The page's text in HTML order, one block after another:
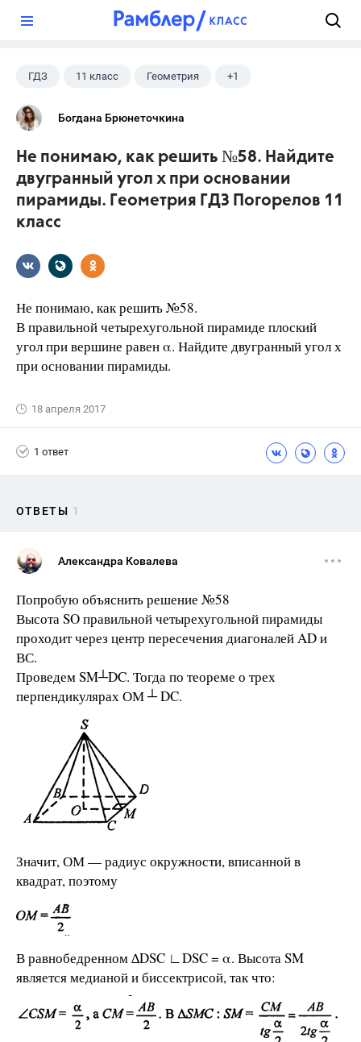
ГДЗ 11 класс Геометрия +1
Погорелов А.В.
Богдана Брюнеточкина
Не понимаю, как решить №58. Найдите
двугранный угол х при основании
пирамиды. Геометрия ГДЗ Погорелов 11
класс
Не понимаю, как решить №58.
В правильной четырехугольной пирамиде плоский
угол при вершине равен α. Найдите двугранный угол х
при основании пирамиды.
18 апреля 2017
1 ответ
ОТВЕТЫ 1
Александра Ковалева
Попробую объяснить решение №58
Высота SO правильной четырехугольной пирамиды
проходит через центр пересечения диагоналей AD и
ВС.
Проведем SM┴DC. Тогда по теореме о трех
перпендикулярах ОМ ┴ DC.
Значит, ОМ — радиус окружности, вписанной в
квадрат, поэтому
В равнобедренном ∆DSC ∟DSC = α. Высота SM
является медианой и биссектрисой, так что: